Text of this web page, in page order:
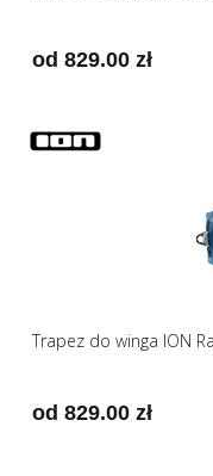
od 829.00 zł
Trapez do winga ION
od 829.00 zł